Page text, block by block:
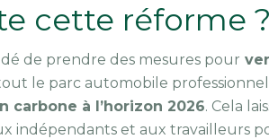
cette réforme ?
de prendre des mesures pour
le parc automobile
à l’horizon 2026. Cela
indépendants et aux travailleurs